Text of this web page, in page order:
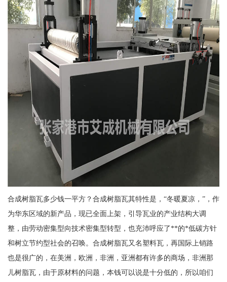
合成树脂瓦多少钱一平方？合成树脂瓦其特性是，“冬暖夏凉，”，作
为华东区域的新产品，现已全面上架，引导瓦业的产业结构大调
整，由劳动密集型向技术密集型转型，也充沛呼应了**的*低碳方针
和树立节约型社会的召唤。合成树脂瓦又名塑料瓦，再国际上销路
也是很广的，在美洲，欧洲，非洲，亚洲都有许多的商场，非洲那
儿树脂瓦，由于原材料的问题，本钱可以说是十分低的，所以咱们